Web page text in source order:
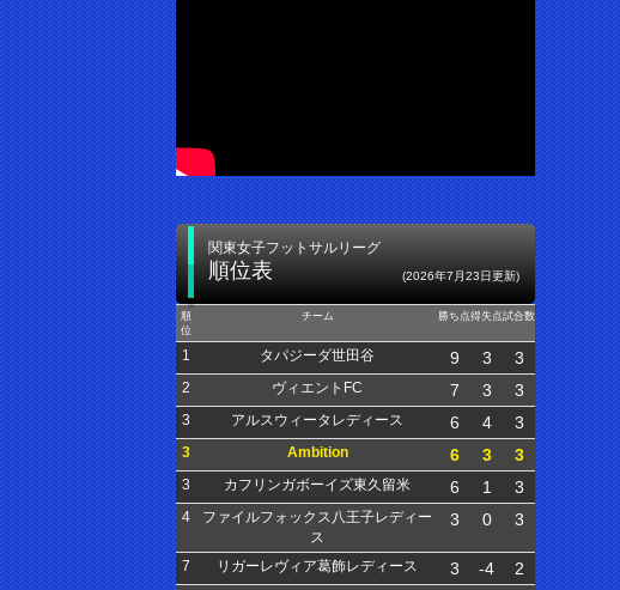
関東女子フットサルリーグ
順位表 (2026年7月23日更新)
順
位
チーム 勝ち点得失点試合数
1 タパジーダ世田谷 9 3 3
2 ヴィエントFC 7 3 3
3 アルスウィータレディース 6 4 3
3 Ambition 6 3 3
3 カフリンガボーイズ東久留米 6 1 3
4
ファイルフォックス八王子レディー
ス
3 0 3
7 リガーレヴィア葛飾レディース 3 -4 2